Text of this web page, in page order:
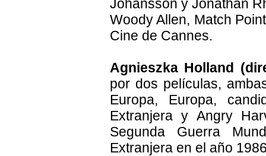
Johansson y Jonathan
Woody Allen, Match
Cine de Cannes.
Agnieszka Holland
por dos películas,
Europa, Europa,
Extranjera y Angry
Segunda Guerra
Extranjera en el año